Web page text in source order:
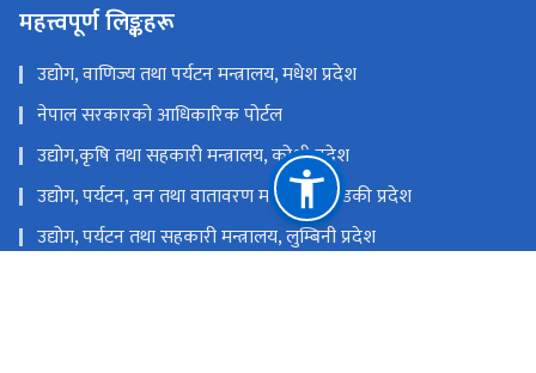
महत्त्वपूर्ण लिङ्कहरू
उद्योग, वाणिज्य तथा पर्यटन मन्त्रालय, मधेश प्रदेश
नेपाल सरकारको आधिकारिक पोर्टल
उद्योग,कृषि तथा सहकारी मन्त्रालय, कोशी प्रदेश
उद्योग, पर्यटन, वन तथा वातावरण मन्त्रालय, गण्डकी प्रदेश
उद्योग, पर्यटन तथा सहकारी मन्त्रालय, लुम्बिनी प्रदेश